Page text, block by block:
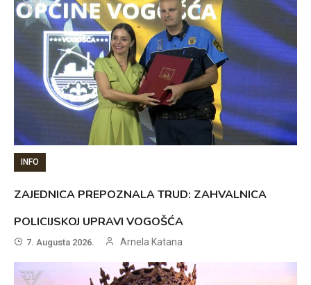
INFO
ZAJEDNICA PREPOZNALA TRUD: ZAHVALNICA
POLICIJSKOJ UPRAVI VOGOŠĆA
7. Augusta 2026. Arnela Katana